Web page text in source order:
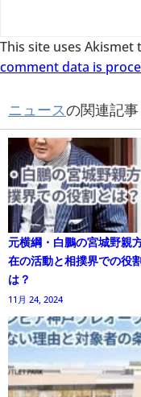
This site uses Akismet
comment data is
ニュースの関連記事
元横綱・白鵬の宮城野親
在の活動と相撲界での役
は？
11月 24, 2024